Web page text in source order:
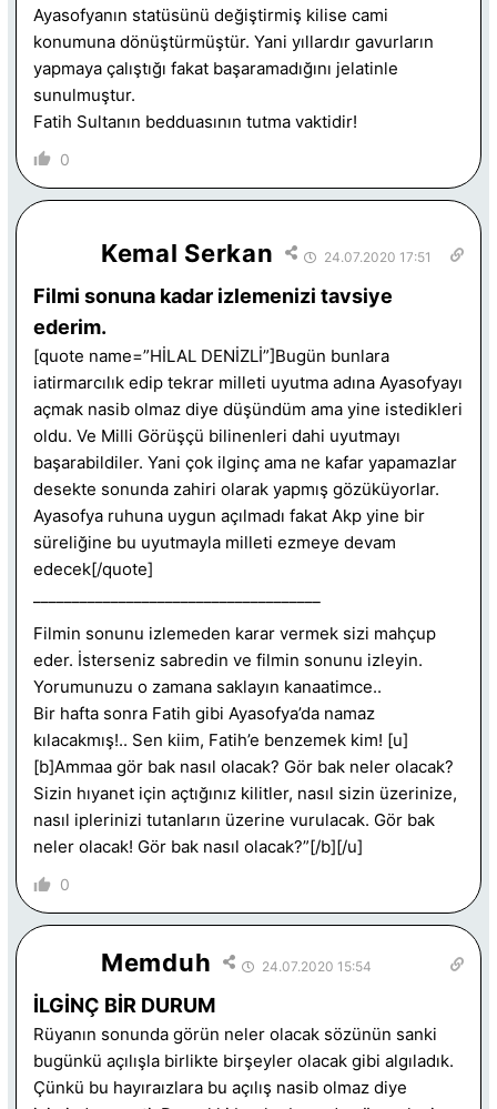
Ayasofyanın statüsünü değiştirmiş kilise cami
konumuna dönüştürmüştür. Yani yıllardır gavurların
yapmaya çalıştığı fakat başaramadığını jelatinle
sunulmuştur.
Fatih Sultanın bedduasının tutma vaktidir!
0
Kemal Serkan 24.07.2020 17:51
Filmi sonuna kadar izlemenizi tavsiye
ederim.
[quote name=”HİLAL DENİZLİ”]Bugün bunlara
iatirmarcılık edip tekrar milleti uyutma adına Ayasofyayı
açmak nasib olmaz diye düşündüm ama yine istedikleri
oldu. Ve Milli Görüşçü bilinenleri dahi uyutmayı
başarabildiler. Yani çok ilginç ama ne kafar yapamazlar
desekte sonunda zahiri olarak yapmış gözüküyorlar.
Ayasofya ruhuna uygun açılmadı fakat Akp yine bir
süreliğine bu uyutmayla milleti ezmeye devam
edecek[/quote]
Filmin sonunu izlemeden karar vermek sizi mahçup
eder. İsterseniz sabredin ve filmin sonunu izleyin.
Yorumunuzu o zamana saklayın kanaatimce..
Bir hafta sonra Fatih gibi Ayasofya’da namaz
kılacakmış!.. Sen kiim, Fatih’e benzemek kim! [u]
[b]Ammaa gör bak nasıl olacak? Gör bak neler olacak?
Sizin hıyanet için açtığınız kilitler, nasıl sizin üzerinize,
nasıl iplerinizi tutanların üzerine vurulacak. Gör bak
neler olacak! Gör bak nasıl olacak?”[/b][/u]
0
Memduh 24.07.2020 15:54
İLGİNÇ BİR DURUM
Rüyanın sonunda görün neler olacak sözünün sanki
bugünkü açılışla birlikte birşeyler olacak gibi algıladık.
Çünkü bu hayıraızlara bu açılış nasib olmaz diye